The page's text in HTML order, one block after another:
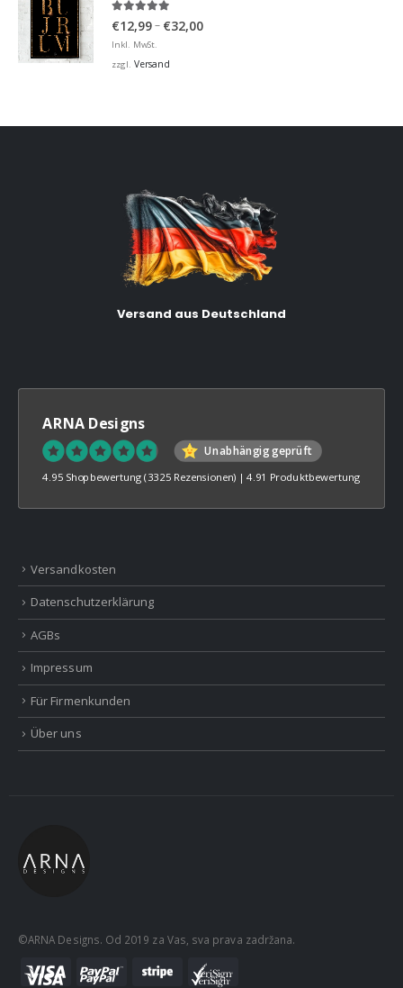
5.00von 5
€12,99– €32,00Preisspanne:
Inkl. MwSt.
zzgl. Versand
Versand aus Deutschland
ARNA Designs
Unabhängig geprüft
4.95 Shopbewertung (3325 Rezensionen) |4.91 Produktbewertung
Versandkosten
Datenschutzerklärung
AGBs
Impressum
Für Firmenkunden
Über uns
©ARNA Designs. Od 2019 za Vas, sva prava zadržana.